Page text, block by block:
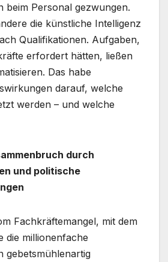
beim Personal gezwungen.
die künstliche Intelligenz
Qualifikationen. Aufgaben,
erfordert hätten, ließen
Das habe
darauf, welche
werden – und welche
durch
und politische
Fachkräftemangel, mit dem
die millionenfache
gebetsmühlenartig